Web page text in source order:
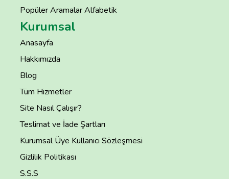
Popüler Aramalar Alfabetik
Kurumsal
Anasayfa
Hakkımızda
Blog
Tüm Hizmetler
Site Nasıl Çalışır?
Teslimat ve İade Şartları
Kurumsal Üye Kullanıcı Sözleşmesi
Gizlilik Politikası
S.S.S